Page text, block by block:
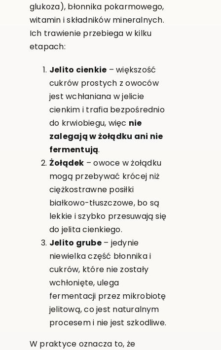
glukoza), błonnika pokarmowego,
witamin i składników mineralnych.
Ich trawienie przebiega w kilku
etapach:
Jelito cienkie – większość
cukrów prostych z owoców
jest wchłaniana w jelicie
cienkim i trafia bezpośrednio
do krwiobiegu, więc nie
zalegają w żołądku ani nie
fermentują.
Żołądek – owoce w żołądku
mogą przebywać krócej niż
ciężkostrawne posiłki
białkowo-tłuszczowe, bo są
lekkie i szybko przesuwają się
do jelita cienkiego.
Jelito grube– jedynie
niewielka część błonnika i
cukrów, które nie zostały
wchłonięte, ulega
fermentacji przez mikrobiotę
jelitową, co jest naturalnym
procesem i nie jest szkodliwe.
W praktyce oznacza to, że